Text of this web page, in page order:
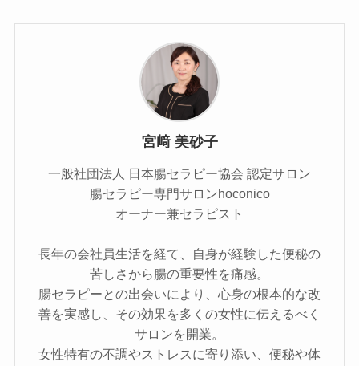
宮﨑 美砂子
一般社団法人 日本腸セラピー協会 認定サロン
腸セラピー専門サロンhoconico
オーナー兼セラピスト
長年の会社員生活を経て、自身が経験した便秘の
苦しさから腸の重要性を痛感。​
腸セラピーとの出会いにより、心身の根本的な改
善を実感し、その効果を多くの女性に伝えるべく
サロンを開業。​
女性特有の不調やストレスに寄り添い、便秘や体